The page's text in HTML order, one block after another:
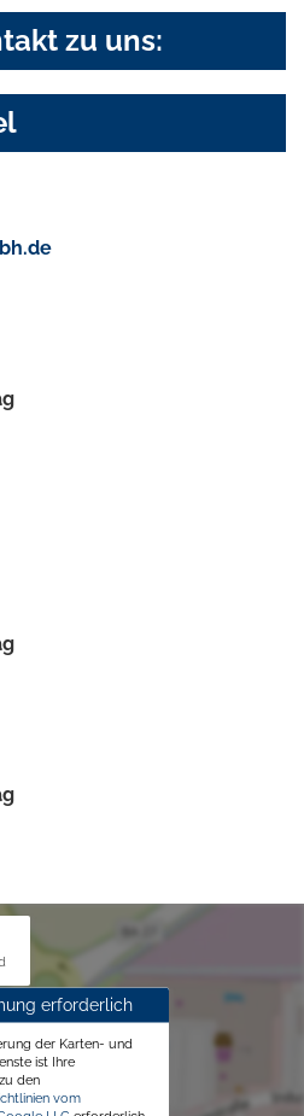
zu uns:
erforderlich
der Karten- und
ist Ihre
den
vom